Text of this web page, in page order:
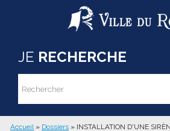
Aller au contenu principal
JE RECHERCHE
Formulaire de
Rechercher
Accueil » Dossiers » INSTALLATION D'UNE